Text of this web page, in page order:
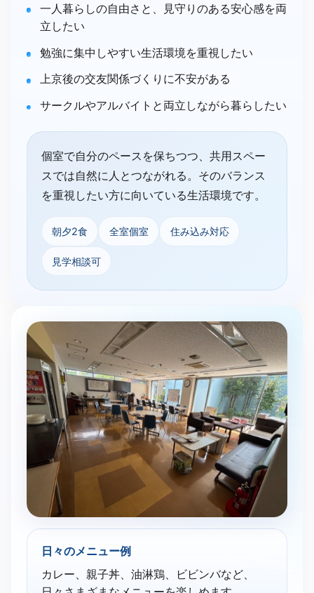
一人暮らしの自由さと、見守りのある安心感を両
立したい
勉強に集中しやすい生活環境を重視したい
上京後の交友関係づくりに不安がある
サークルやアルバイトと両立しながら暮らしたい
個室で自分のペースを保ちつつ、共用スペー
スでは自然に人とつながれる。そのバランス
を重視したい方に向いている生活環境です。
朝夕2食 全室個室 住み込み対応
見学相談可
日々のメニュー例
カレー、親子丼、油淋鶏、ビビンバなど、